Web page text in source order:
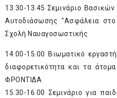
13.30-13.45 Σεμινάριο
Αυτοδιάσωσης "Ασφάλεια
Σχολή Ναυαγοσωστικής
14.00-15.00 Βιωματικό
διαφορετικότητα και τα
ΦΡΟΝΤΙΔΑ
15.30-16.00 Σεμινάριο για